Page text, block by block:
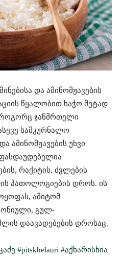
და ამინომჟავების
წყალობით ხაჭო მეტად
ჯანმრთელი
სამკურნალო
ამინომჟავების უხვი
რაქიტის, ძვლების
პათოლოგიების დროს. ის
ამიტომ
გულ-
დაავადებების დროსაც.
#pitskhelauri #აქხარისხია